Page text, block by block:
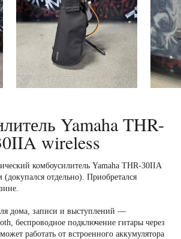
Yamaha THR-
wireless
комбоусилитель Yamaha THR-30IIA
отдельно). Приобретался
домa, записи и выступлений —
беспроводное подключениe гитары через
работать от встроенногo аккумулятора